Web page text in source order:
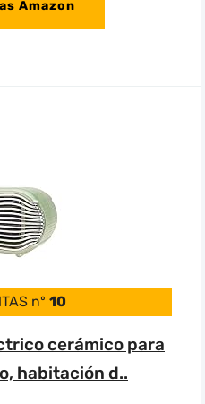
Amazon
nº 10
cerámico para
habitación d..